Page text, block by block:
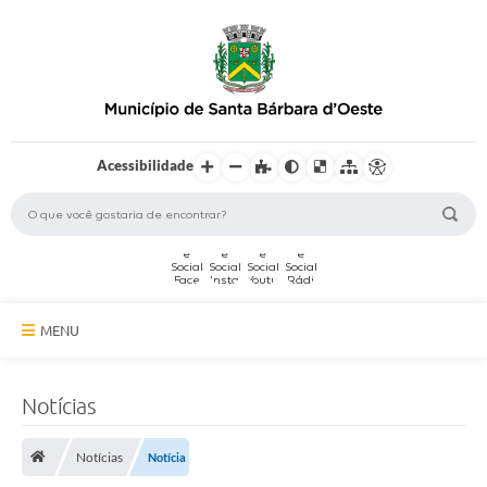
Acessibilidade
MENU
Serviços Online
Notícias
Notícias Notícia